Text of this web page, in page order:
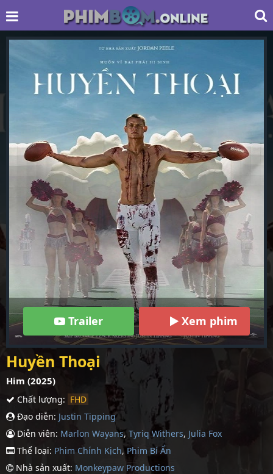
Trailer Xem phim
Huyền Thoại
Him (2025)
Chất lượng: FHD
Đạo diễn: Justin Tipping
Diễn viên: Marlon Wayans, Tyriq Withers, Julia Fox
Thể loại: Phim Chính Kịch, Phim Bí Ẩn
Nhà sản xuất: Monkeypaw Productions